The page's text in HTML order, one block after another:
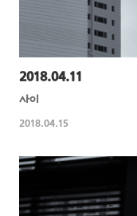
2018.04.11
사이
2018.04.15